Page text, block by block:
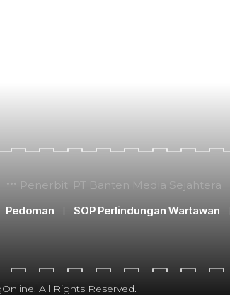
Penerbit: PT Banten Media Sejahtera
Pedoman
SOP Perlindungan Wartawan
All Rights Reserved.